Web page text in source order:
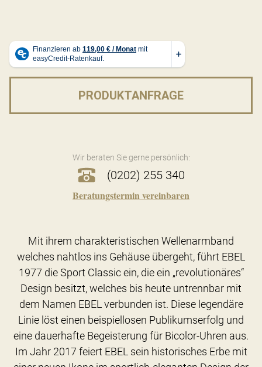
PRODUKTANFRAGE
Wir beraten Sie gerne persönlich:
(0202) 255 340
Beratungstermin vereinbaren
Mit ihrem charakteristischen Wellenarmband
welches nahtlos ins Gehäuse übergeht, führt EBEL
1977 die Sport Classic ein, die ein „revolutionäres“
Design besitzt, welches bis heute untrennbar mit
dem Namen EBEL verbunden ist. Diese legendäre
Linie löst einen beispiellosen Publikumserfolg und
eine dauerhafte Begeisterung für Bicolor-Uhren aus.
Im Jahr 2017 feiert EBEL sein historisches Erbe mit